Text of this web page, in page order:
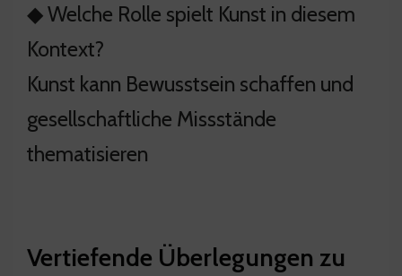
◆ Welche Rolle spielt Kunst in diesem
Kontext?
Kunst kann Bewusstsein schaffen und
gesellschaftliche Missstände
thematisieren
Vertiefende Überlegungen zu